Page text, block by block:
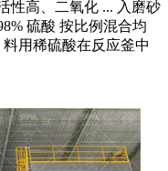
性高、二氧化 ... 入磨砂
硫酸 按比例混合均
用稀硫酸在反应釜中